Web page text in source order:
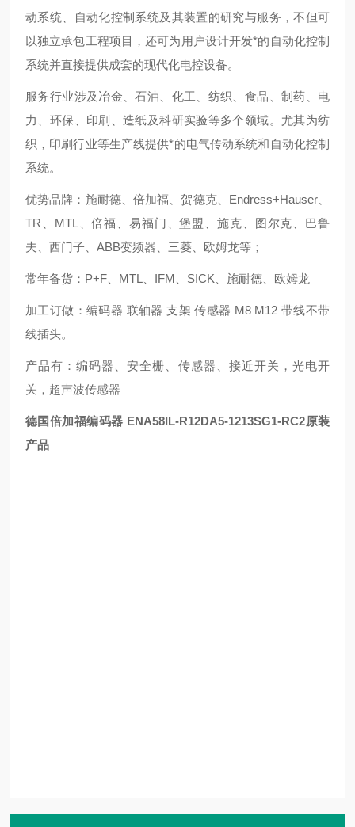
动系统、自动化控制系统及其装置的研究与服务，不但可
以独立承包工程项目，还可为用户设计开发*的自动化控制
系统并直接提供成套的现代化电控设备。
服务行业涉及冶金、石油、化工、纺织、食品、制药、电
力、环保、印刷、造纸及科研实验等多个领域。尤其为纺
织，印刷行业等生产线提供*的电气传动系统和自动化控制
系统。
优势品牌：施耐德、倍加福、贺德克、Endress+Hauser、
TR、MTL、倍福、易福门、堡盟、施克、图尔克、巴鲁
夫、西门子、ABB变频器、三菱、欧姆龙等；
常年备货：P+F、MTL、IFM、SICK、施耐德、欧姆龙
加工订做：编码器 联轴器 支架 传感器 M8 M12 带线不带
线插头。
产品有：编码器、安全栅、传感器、接近开关，光电开
关，超声波传感器
德国倍加福编码器 ENA58IL-R12DA5-1213SG1-RC2原装
产品